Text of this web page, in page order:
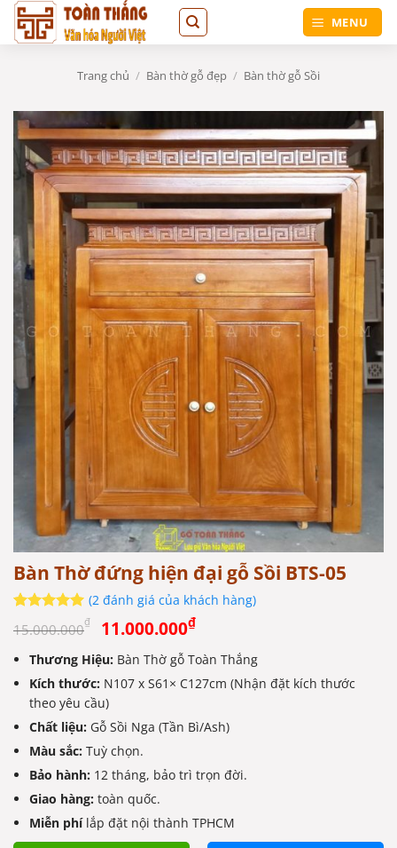
Bỏ
qua
MENU
Trang chủ / Bàn thờ gỗ đẹp / Bàn thờ gỗ Sồi
Bàn Thờ đứng hiện đại gỗ Sồi BTS-05
dựa trên
(2 đánh giá của khách hàng)
15.000.000₫ Giá
gốc
là:
15.000.000₫.
11.000.000₫Giá
hiện
tại
là:
Thương Hiệu: Bàn Thờ gỗ Toàn Thắng
Kích thước: N107 x S61× C127cm (Nhận đặt kích thước
theo yêu cầu)
Chất liệu: Gỗ Sồi Nga (Tần Bì/Ash)
Màu sắc: Tuỳ chọn.
Bảo hành: 12 tháng, bảo trì trọn đời.
Giao hàng: toàn quốc.
Miễn phílắp đặt nội thành TPHCM